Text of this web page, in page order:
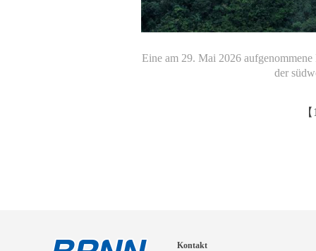
Eine am 29. Mai 2026
der
Kontakt